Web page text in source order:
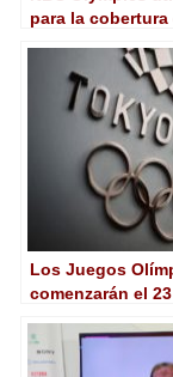
para la
Los Juegos
comenzarán el